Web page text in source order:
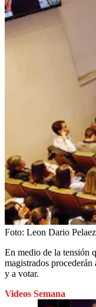
Foto: Leon Dario Pelaez
En medio de la tensión
magistrados
y a votar.
Videos Semana